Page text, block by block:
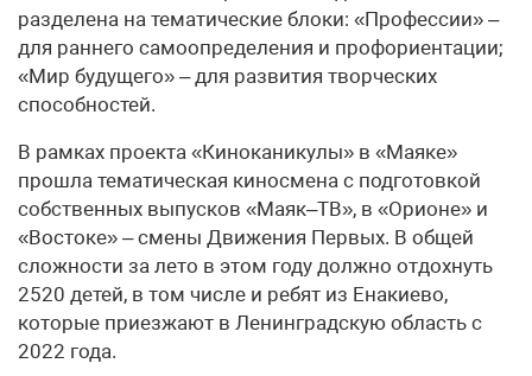
разделена на тематические блоки: «Профессии» –
для раннего самоопределения и профориентации;
«Мир будущего» – для развития творческих
способностей.
В рамках проекта «Киноканикулы» в «Маяке»
прошла тематическая киносмена с подготовкой
собственных выпусков «Маяк–ТВ», в «Орионе» и
«Востоке» – смены Движения Первых. В общей
сложности за лето в этом году должно отдохнуть
2520 детей, в том числе и ребят из Енакиево,
которые приезжают в Ленинградскую область с
2022 года.